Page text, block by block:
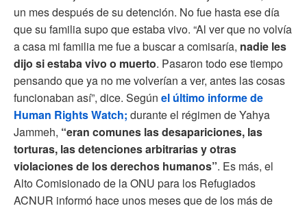
un mes después de su detención. No fue hasta ese día
que su familia supo que estaba vivo. “Al ver que no volvía
a casa mi familia me fue a buscar a comisaría, nadie les
dijo si estaba vivo o muerto. Pasaron todo ese tiempo
pensando que ya no me volverían a ver, antes las cosas
funcionaban así”, dice. Según el último informe de
Human Rights Watch; durante el régimen de Yahya
Jammeh, “eran comunes las desapariciones, las
torturas, las detenciones arbitrarias y otras
violaciones de los derechos humanos”. Es más, el
Alto Comisionado de la ONU para los Refugiados
ACNUR informó hace unos meses que de los más de